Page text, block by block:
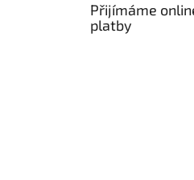
Přijímáme
platby